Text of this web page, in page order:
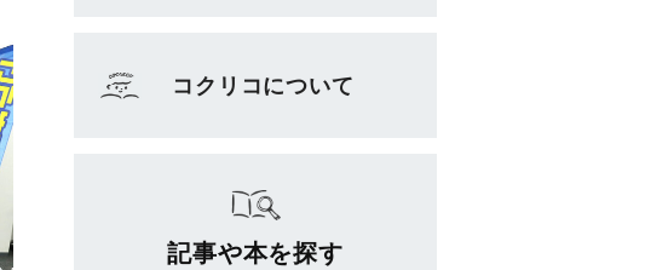
コクリコについて
記事や本を探す